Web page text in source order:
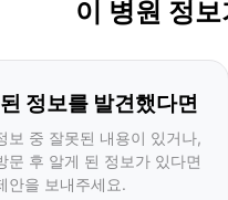
이 병원 정
정보를 발견했다면
보 중 잘못된 내용이 있거나,
문 후 알게 된 정보가 있다면
안을 보내주세요.